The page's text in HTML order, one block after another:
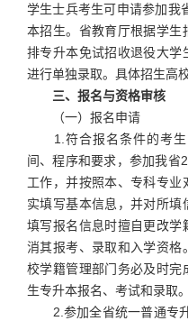
学生士兵考生可申请参加我
本招生。省教育厅根据学生
排专升本免试招收退役大学
进行单独录取。具体招生高
三、报名与资格审核
（一）报名申请
1.符合报名条件的考生
间、程序和要求，参加我省
工作，并按照本、专科专
实填写基本信息，并对所
填写报名信息时擅自更改学
消其报考、录取和入学资格
校学籍管理部门务必及时完
生专升本报名、考试和录取。
2.参加全省统一普通专升